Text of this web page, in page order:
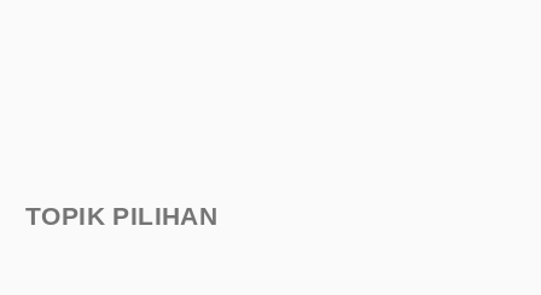
TOPIK PILIHAN